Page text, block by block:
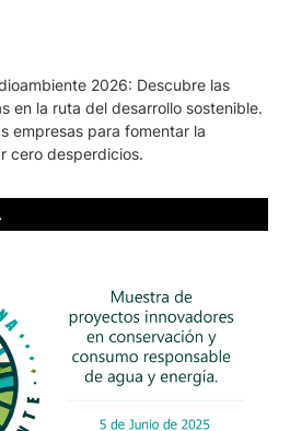
2026: Descubre las
en la ruta del desarrollo sostenible.
empresas para fomentar la
cero desperdicios.